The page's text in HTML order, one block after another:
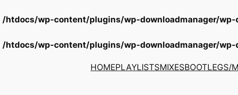
/htdocs/wp-content/plugins/wp-downloadmanager/wp-
/htdocs/wp-content/plugins/wp-downloadmanager/wp-
HOMEPLAYLISTSMIXESBOOTLEGS/